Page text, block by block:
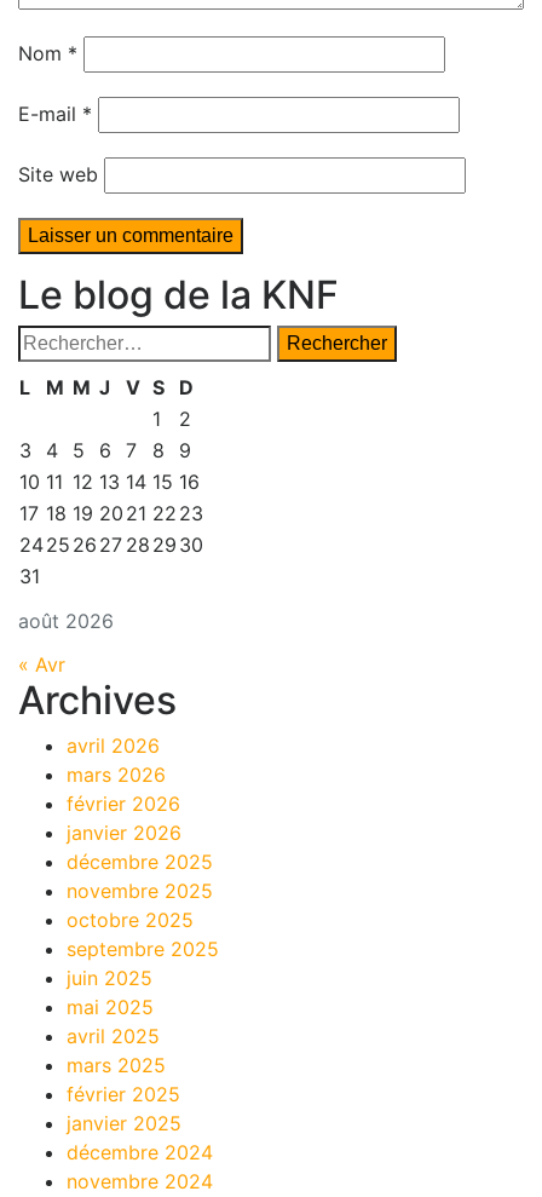
Nom *
E-mail *
Site web
Le blog de la KNF
Rechercher :
août 2026
L M M J V S
D
1
2
3
4 5 6 7 8
9
10 11 12 13 14 15 16
17 18 19 20 21 22 23
2425 26 27 28 29 30
31
« Avr
Archives
avril 2026
mars 2026
février 2026
janvier 2026
décembre 2025
novembre 2025
octobre 2025
septembre 2025
juin 2025
mai 2025
avril 2025
mars 2025
février 2025
janvier 2025
décembre 2024
novembre 2024